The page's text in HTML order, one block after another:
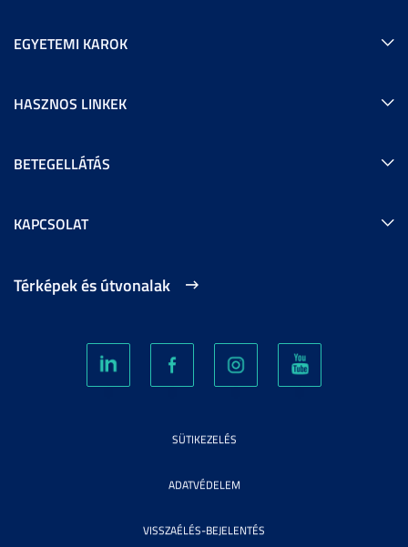
EGYETEMI KAROK
HASZNOS LINKEK
BETEGELLÁTÁS
KAPCSOLAT
Térképek és útvonalak
SÜTIKEZELÉS
ADATVÉDELEM
VISSZAÉLÉS-BEJELENTÉS